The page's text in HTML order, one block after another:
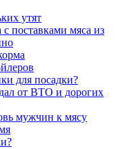
утят
с поставками мяса из
для посадки?
от ВТО и дорогих
мужчин к мясу